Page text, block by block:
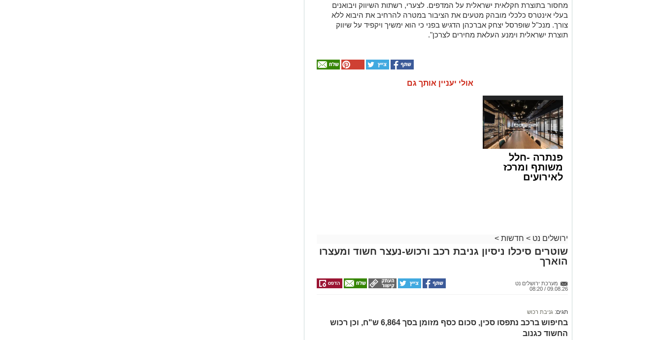
מחסור בתוצרת חקלאית ישראלית על המדפים. לצערי, רשתות השיווק ויבואנים
בעלי אינטרס כלכלי מובהק מטעים את הציבור במטרה להרחיב את היבוא ללא
צורך. מנכ"ל שופרסל יצחק אברכהן הדגיש בפני כי הוא ימשיך ויקפיד על שיווק
תוצרת ישראלית וימנע העלאת מחירים לצרכן".
אולי יעניין אותך גם
פנתרה -חלל
משותף ומרכז
לאירועים
ירושלים נט > חדשות >
שוטרים סיכלו ניסיון גניבת רכב ורכוש-נעצר חשוד ומעצרו
הוארך
מערכת ירושלים נט
09.08.26 / 08:20
תגים: גניבת רכוש
בחיפוש ברכב נתפסו סכין, סכום כסף מזומן בסך 6,864 ש"ח, וכן רכוש
החשוד כגנוב